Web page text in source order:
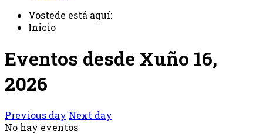
Vostede está aquí:
Inicio
Eventos desde Xuño 16,
2026
Previous day Next day
No hay eventos